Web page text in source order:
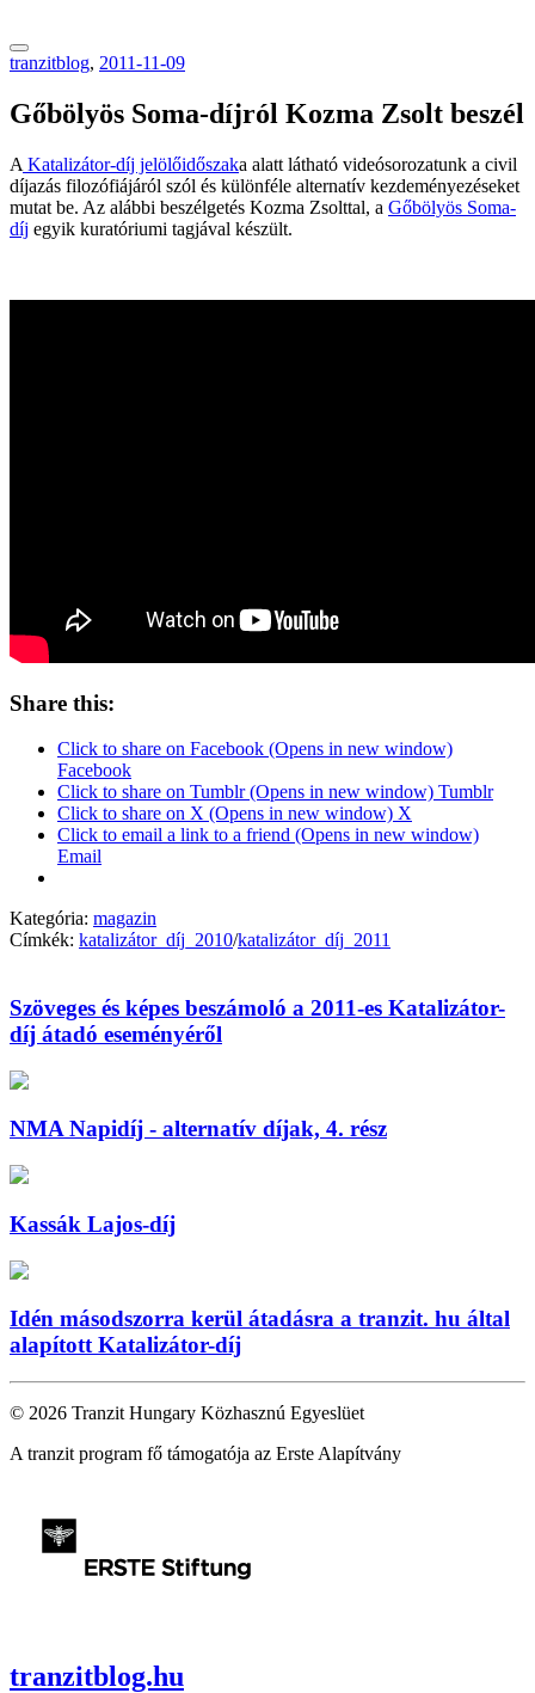
tranzitblog, 2011-11-09
Gőbölyös Soma-díjról Kozma Zsolt beszél
A Katalizátor-díj jelölőidőszaka alatt látható videósorozatunk a civil
díjazás filozófiájáról szól és különféle alternatív kezdeményezéseket
mutat be. Az alábbi beszélgetés Kozma Zsolttal, a Gőbölyös Soma-
díj egyik kuratóriumi tagjával készült.
Share this:
Click to share on Facebook (Opens in new window)
Facebook
Click to share on Tumblr (Opens in new window) Tumblr
Click to share on X (Opens in new window) X
Click to email a link to a friend (Opens in new window)
Email
Kategória: magazin
Címkék: katalizátor_díj_2010/katalizátor_díj_2011
Szöveges és képes beszámoló a 2011-es Katalizátor-
díj átadó eseményéről
NMA Napidíj - alternatív díjak, 4. rész
Kassák Lajos-díj
Idén másodszorra kerül átadásra a tranzit. hu által
alapított Katalizátor-díj
© 2026 Tranzit Hungary Közhasznú Egyeslüet
A tranzit program fő támogatója az Erste Alapítvány
tranzitblog.hu